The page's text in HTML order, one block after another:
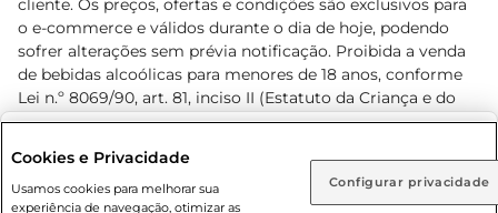
Rio de Janeiro (RJ) Goiás (GO)
cliente. Os preços, ofertas e condições são exclusivos para
o e-commerce e válidos durante o dia de hoje, podendo
sofrer alterações sem prévia notificação. Proibida a venda
de bebidas alcoólicas para menores de 18 anos, conforme
Lei n.º 8069/90, art. 81, inciso II (Estatuto da Criança e do
Adolescente). Preços e condições exclusivos para o
prévio. O valor mínimo para as compras on-line é de R$
80,00.
Cookies e Privacidade
Usamos cookies para melhorar sua
experiência de navegação, otimizar as
Configurar privacidade